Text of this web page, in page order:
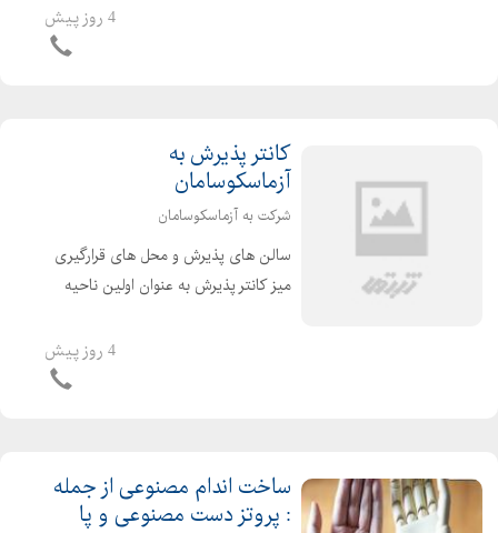
موثرترین روش های تصفیه هوا است.
4 روز پیش
کانتر پذیرش به
آزماسکوسامان
شرکت به آزماسکوسامان
سالن های پذیرش و محل های قرارگیری
میز کانتر پذیرش به عنوان اولین ناحیه
دفتر کار شما شناخته میشود . و میتواند
تاثیر بسزایی در تصویر ذهنی اولیه ارباب
4 روز پیش
ساخت اندام مصنوعی از جمله
: پروتز دست مصنوعی و پا